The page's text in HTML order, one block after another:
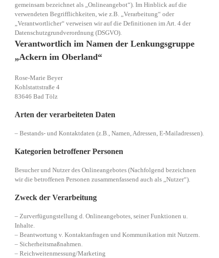
gemeinsam bezeichnet als „Onlineangebot“). Im Hinblick auf die
verwendeten Begrifflichkeiten, wie z.B. „Verarbeitung“ oder
„Verantwortlicher“ verweisen wir auf die Definitionen im Art. 4 der
Datenschutzgrundverordnung (DSGVO).
Verantwortlich im Namen der Lenkungsgruppe
„Ackern im Oberland“
Rose-Marie Beyer
Kohlstattstraße 4
83646 Bad Tölz
Arten der verarbeiteten Daten
– Bestands- und Kontaktdaten (z.B., Namen, Adressen, E-Mailadressen).
Kategorien betroffener Personen
Besucher und Nutzer des Onlineangebotes (Nachfolgend bezeichnen
wir die betroffenen Personen zusammenfassend auch als „Nutzer“).
Zweck der Verarbeitung
– Zurverfügungstellung d. Onlineangebotes, seiner Funktionen u.
Inhalte.
– Beantwortung v. Kontaktanfragen und Kommunikation mit Nutzern.
– Sicherheitsmaßnahmen.
– Reichweitenmessung/Marketing